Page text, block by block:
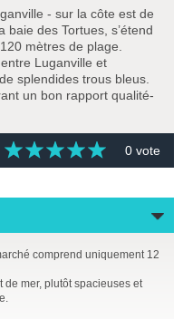
- sur la côte est de
baie des Tortues, s’étend
mètres de plage.
Luganville et
splendides trous bleus.
un bon rapport qualité-
0 vote
comprend uniquement 12
de mer, plutôt spacieuses et